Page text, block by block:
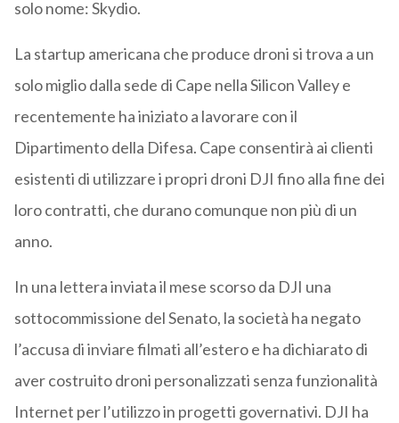
solo nome: Skydio.
La startup americana che produce droni si trova a un
solo miglio dalla sede di Cape nella Silicon Valley e
recentemente ha iniziato a lavorare con il
Dipartimento della Difesa. Cape consentirà ai clienti
esistenti di utilizzare i propri droni DJI fino alla fine dei
loro contratti, che durano comunque non più di un
anno.
In una lettera inviata il mese scorso da DJI una
sottocommissione del Senato, la società ha negato
l’accusa di inviare filmati all’estero e ha dichiarato di
aver costruito droni personalizzati senza funzionalità
Internet per l’utilizzo in progetti governativi. DJI ha